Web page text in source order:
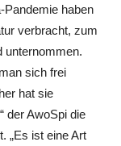
Pandemie haben
verbracht, zum
unternommen.
sich frei
hat sie
der AwoSpi die
„Es ist eine Art